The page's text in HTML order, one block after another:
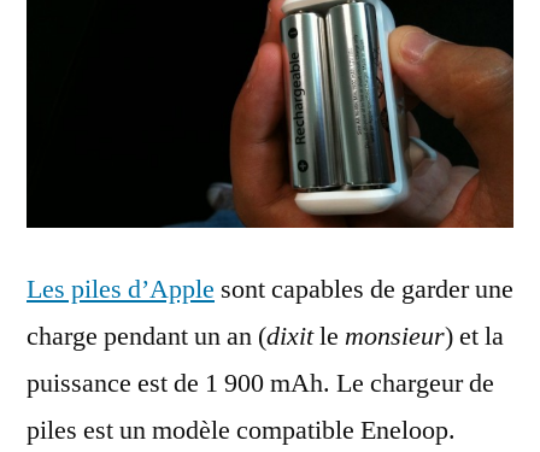
Les piles d’Apple sont capables de garder une
charge pendant un an (dixitle monsieur) et la
puissance est de 1 900 mAh. Le chargeur de
piles est un modèle compatible Eneloop.